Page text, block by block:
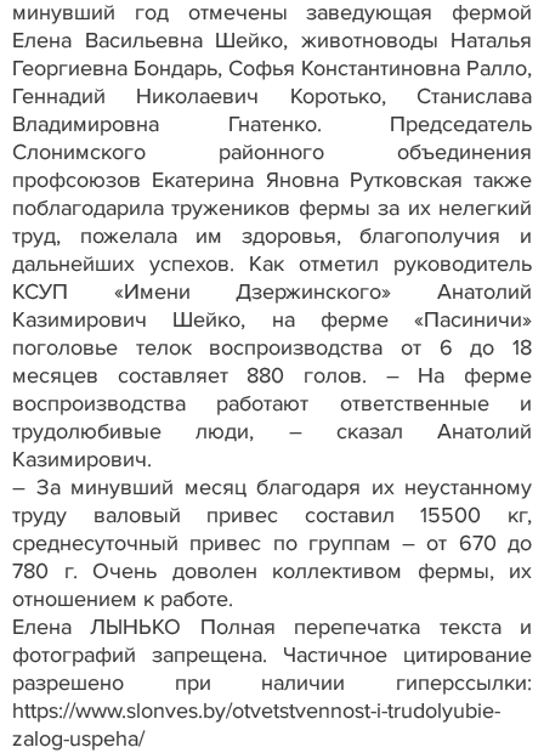
минувший год отмечены заведующая фермой
Елена Васильевна Шейко, животноводы Наталья
Георгиевна Бондарь, Софья Константиновна Ралло,
Геннадий Николаевич Коротько, Станислава
Владимировна Гнатенко. Председатель
Слонимского районного объединения
профсоюзов Екатерина Яновна Рутковская также
поблагодарила тружеников фермы за их нелегкий
труд, пожелала им здоровья, благополучия и
дальнейших успехов. Как отметил руководитель
КСУП «Имени Дзержинского» Анатолий
Казимирович Шейко, на ферме «Пасиничи»
поголовье телок воспроизводства от 6 до 18
месяцев составляет 880 голов. – На ферме
воспроизводства работают ответственные и
трудолюбивые люди, – сказал Анатолий
Казимирович.
– За минувший месяц благодаря их неустанному
труду валовый привес составил 15500 кг,
среднесуточный привес по группам – от 670 до
780 г. Очень доволен коллективом фермы, их
отношением к работе.
Елена ЛЫНЬКО Полная перепечатка текста и
фотографий запрещена. Частичное цитирование
разрешено при наличии гиперссылки:
https://www.slonves.by/otvetstvennost-i-trudolyubie-
zalog-uspeha/